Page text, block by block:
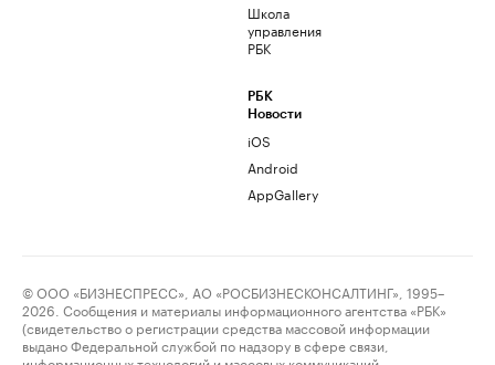
Школа
управления
РБК
РБК
Новости
iOS
Android
AppGallery
© ООО «БИЗНЕСПРЕСС», АО «РОСБИЗНЕСКОНСАЛТИНГ», 1995–
2026. Сообщения и материалы информационного агентства «РБК»
(свидетельство о регистрации средства массовой информации
выдано Федеральной службой по надзору в сфере связи,